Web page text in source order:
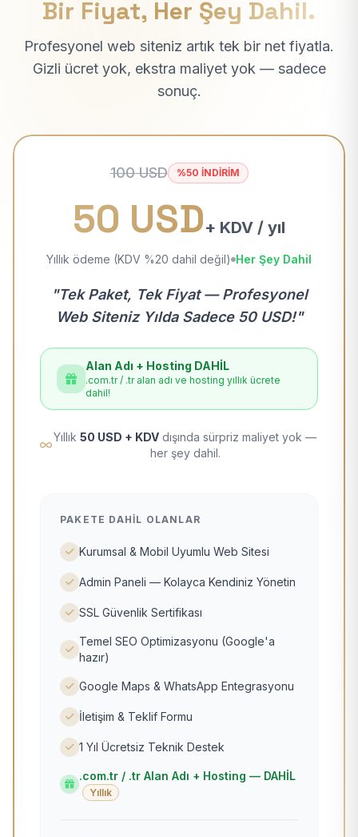
Bir Fiyat, Her Şey Dahil.
Profesyonel web siteniz artık tek bir net fiyatla.
Gizli ücret yok, ekstra maliyet yok — sadece
sonuç.
100 USD %50 İNDİRİM
50 USD+ KDV / yıl
Yıllık ödeme (KDV %20 dahil değil) Her Şey Dahil
"Tek Paket, Tek Fiyat — Profesyonel
Web Siteniz Yılda Sadece 50 USD!"
Alan Adı + Hosting DAHİL
.com.tr / .tr alan adı ve hosting yıllık ücrete
dahil!
Yıllık 50 USD + KDV dışında sürpriz maliyet yok —
her şey dahil.
PAKETE DAHIL OLANLAR
Kurumsal & Mobil Uyumlu Web Sitesi
Admin Paneli — Kolayca Kendiniz Yönetin
SSL Güvenlik Sertifikası
Temel SEO Optimizasyonu (Google'a
hazır)
Google Maps & WhatsApp Entegrasyonu
İletişim & Teklif Formu
1 Yıl Ücretsiz Teknik Destek
.com.tr / .tr Alan Adı + Hosting — DAHİL
Yıllık